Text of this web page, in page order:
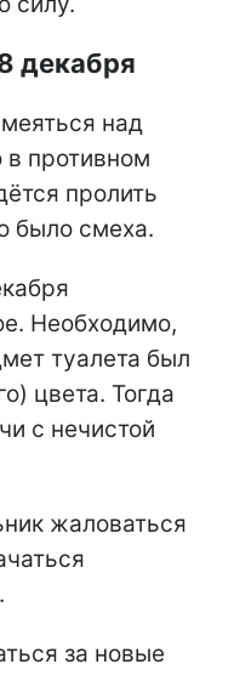
декабря
над
в противном
пролить
было смеха.
Необходимо,
туалета был
цвета. Тогда
с нечистой
жаловаться
за новые